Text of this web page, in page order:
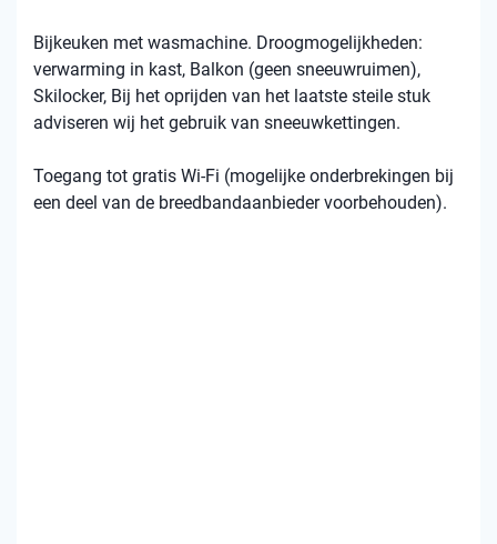
Bijkeuken met wasmachine. Droogmogelijkheden:
verwarming in kast, Balkon (geen sneeuwruimen),
Skilocker, Bij het oprijden van het laatste steile stuk
adviseren wij het gebruik van sneeuwkettingen.
Toegang tot gratis Wi-Fi (mogelijke onderbrekingen bij
een deel van de breedbandaanbieder voorbehouden).